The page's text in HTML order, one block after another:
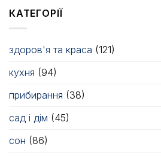
КАТЕГОРІЇ
здоров'я та краса (121)
кухня (94)
прибирання (38)
сад і дім (45)
сон (86)